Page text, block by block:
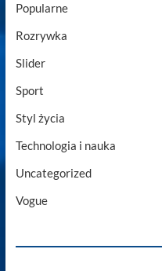
Popularne
Rozrywka
Slider
Sport
Styl życia
Technologia i nauka
Uncategorized
Vogue